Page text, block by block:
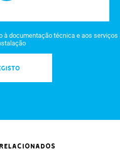
à documentação técnica e aos serviços